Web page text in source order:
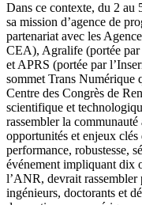
Dans ce contexte, du 2
sa mission d’agence de
partenariat avec les
CEA), Agralife (portée
et APRS (portée par
sommet Trans Numérique
Centre des Congrès de
scientifique et
rassembler la
opportunités et enjeux
performance, robustesse,
événement impliquant dix
l’ANR, devrait rassembler
ingénieurs, doctorants et